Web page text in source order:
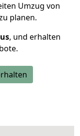
Umzug von
planen.
, und erhalten